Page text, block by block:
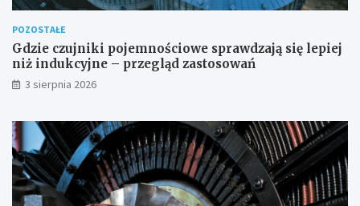
POZOSTAŁE
Gdzie czujniki pojemnościowe sprawdzają się lepiej
niż indukcyjne – przegląd zastosowań
3 sierpnia 2026